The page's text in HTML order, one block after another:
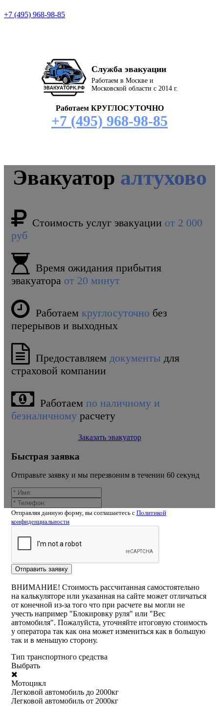
+7 (495) 968-98-85
Служба эвакуации
Работаем в Москве и
Московской области с 2014 г.
Работаем КРУГЛОСУТОЧНО
+7 (495) 968-98-85
Эвакуатор алтухово
Стоимость услуг эвакуации от 2 000
руб
Время ожидания прибытия
эвакуатора от 20 минут
Работаем круглосуточно без
перерывов и выходных
Предоставляем документы для
страховой компании
Работаем по наличному и
безналичному расчету
Заказать эвакуатор
Быстрая заявка
Отправьте заявку и мы перезвоним в течении 60 секунд
Отправляя данную форму, вы соглашаетесь c Политикой
конфиденциальности
Отправить заявку
Калькулятор расчёта стоимости
эвакуатора алтухово
ВНИМАНИЕ! Стоимость рассчитанная самостоятельно
на калькуляторе или указанная на сайте может отличаться
от конечной из-за того что при расчете вы могли не
учесть например "Блокировку руля" или "Вес
автомобиля". Пожалуйста, уточняйте итоговую стоимость
у оператора так как она может измениться как в большую
так и в меньшую сторону.
Тип транспортного средства
Выбрать
Мотоцикл
Легковой автомобиль до 2000кг
Легковой автомобиль от 2000кг